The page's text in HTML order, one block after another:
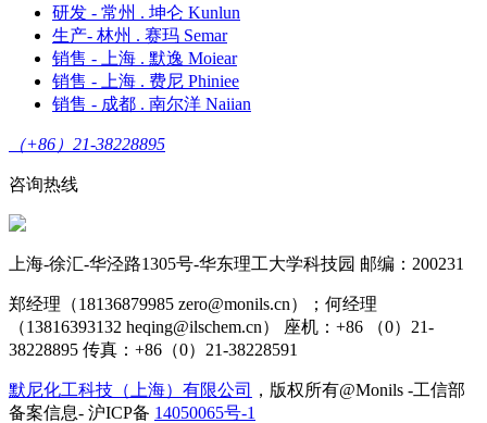
研发 - 常州 . 坤仑 Kunlun
生产- 林州 . 赛玛 Semar
销售 - 上海 . 默逸 Moiear
销售 - 上海 . 费尼 Phiniee
销售 - 成都 . 南尔洋 Naiian
（+86）21-38228895
咨询热线
上海-徐汇-华泾路1305号-华东理工大学科技园 邮编：200231
郑经理（18136879985 zero@monils.cn）；何经理
（13816393132 heqing@ilschem.cn） 座机：+86 （0）21-
38228895 传真：+86（0）21-38228591
默尼化工科技（上海）有限公司
，版权所有@Monils -工信部
备案信息- 沪ICP备 14050065号-1